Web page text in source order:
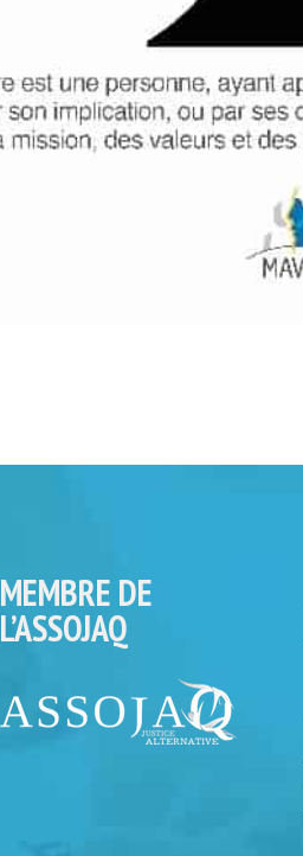
MEMBRE DE
L’ASSOJAQ